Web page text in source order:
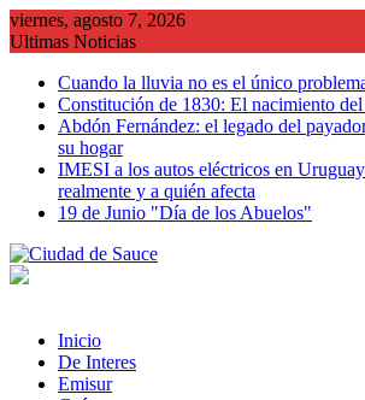
Saltar
al
viernes, agosto 7, 2026
Ultimas Noticias
Cuando la lluvia no es el único
Constitución de 1830: El nacimiento
Abdón Fernández: el legado del
su hogar
IMESI a los autos eléctricos en
realmente y a quién afecta
19 de Junio "Día de los Abuelos"
Inicio
De Interes
Emisur